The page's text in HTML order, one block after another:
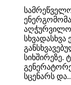
სიხშირეზე.
სცენარს